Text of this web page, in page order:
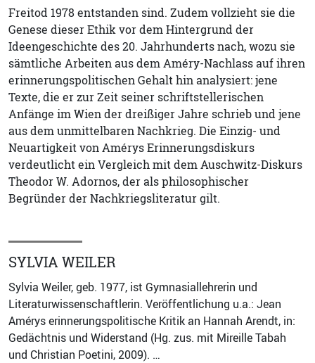
Freitod 1978 entstanden sind. Zudem vollzieht sie die
Genese dieser Ethik vor dem Hintergrund der
Ideengeschichte des 20. Jahrhunderts nach, wozu sie
sämtliche Arbeiten aus dem Améry-Nachlass auf ihren
erinnerungspolitischen Gehalt hin analysiert: jene
Texte, die er zur Zeit seiner schriftstellerischen
Anfänge im Wien der dreißiger Jahre schrieb und jene
aus dem unmittelbaren Nachkrieg. Die Einzig- und
Neuartigkeit von Amérys Erinnerungsdiskurs
verdeutlicht ein Vergleich mit dem Auschwitz-Diskurs
Theodor W. Adornos, der als philosophischer
Begründer der Nachkriegsliteratur gilt.
SYLVIA WEILER
Sylvia Weiler, geb. 1977, ist Gymnasiallehrerin und
Literaturwissenschaftlerin. Veröffentlichung u.a.: Jean
Amérys erinnerungspolitische Kritik an Hannah Arendt, in:
Gedächtnis und Widerstand (Hg. zus. mit Mireille Tabah
und Christian Poetini, 2009). …